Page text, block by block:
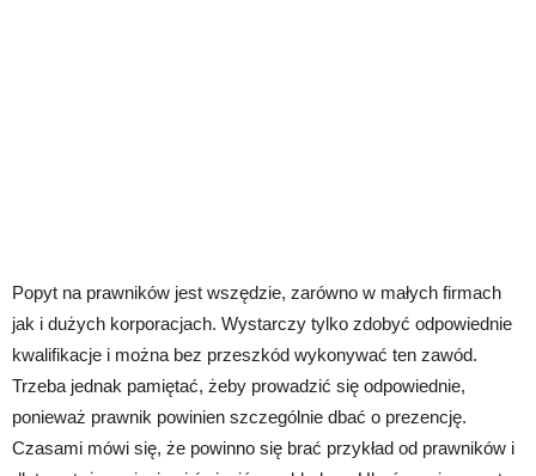
Popyt na prawników jest wszędzie, zarówno w małych firmach
jak i dużych korporacjach. Wystarczy tylko zdobyć odpowiednie
kwalifikacje i można bez przeszkód wykonywać ten zawód.
Trzeba jednak pamiętać, żeby prowadzić się odpowiednie,
ponieważ prawnik powinien szczególnie dbać o prezencję.
Czasami mówi się, że powinno się brać przykład od prawników i